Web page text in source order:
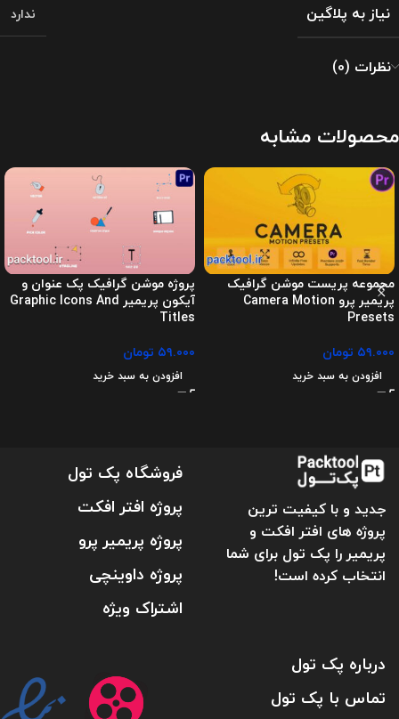
نیاز به پلاگین ندارد
نظرات (0)
محصولات مشابه
مجموعه پریست موشن گرافیک
پریمیر پرو Camera Motion
Presets
۵۹.۰۰۰ تومان
افزودن به سبد خرید
پروژه موشن گرافیک پک عنوان و
آیکون پریمیر Graphic Icons And
Titles
۵۹.۰۰۰ تومان
افزودن به سبد خرید
جدید و با کیفیت ترین
پروژه های افتر افکت و
پریمیر را پک تول برای شما
انتخاب کرده است!
فروشگاه پک تول
پروژه افتر افکت
پروژه پریمیر پرو
پروژه داوینچی
اشتراک ویژه
درباره پک تول
تماس با پک تول